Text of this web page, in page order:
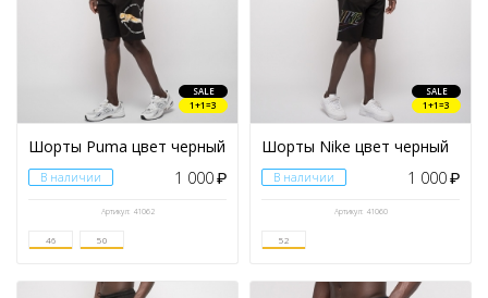
SALE
1+1=3
Шорты Puma цвет черный
В наличии 1 000₽
Артикул: 41062
46 50
SALE
1+1=3
Шорты Nike цвет черный
В наличии 1 000₽
Артикул: 41060
52